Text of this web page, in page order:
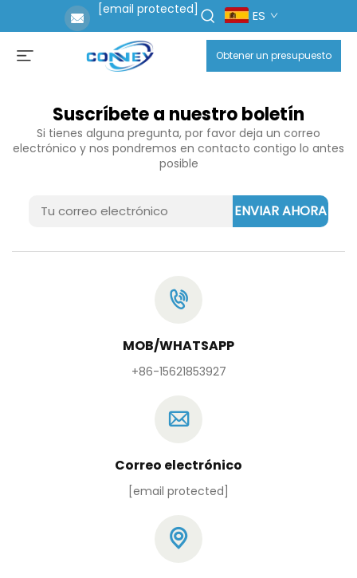
[email protected] ES
Obtener un presupuesto
Suscríbete a nuestro boletín
Si tienes alguna pregunta, por favor deja un correo
electrónico y nos pondremos en contacto contigo lo antes
posible
ENVIAR AHORA
MOB/WHATSAPP
+86-15621853927
Correo electrónico
[email protected]